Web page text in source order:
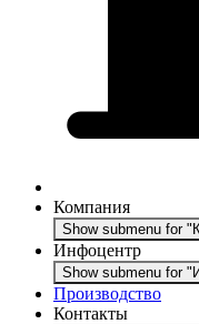
Компания
Show submenu for
Инфоцентр
Show submenu for
Производство
Контакты